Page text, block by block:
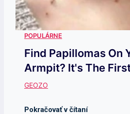
Find Papillomas On
Armpit? It's The